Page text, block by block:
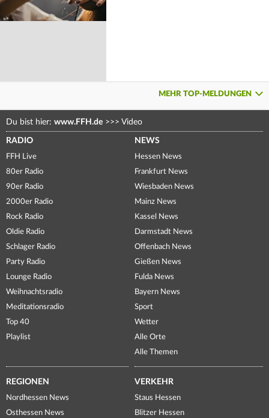
MEHR TOP-MELDUNGEN
Du bist hier: www.FFH.de >>> Video
RADIO
FFH Live
80er Radio
90er Radio
2000er Radio
Rock Radio
Oldie Radio
Schlager Radio
Party Radio
Lounge Radio
Weihnachtsradio
Meditationsradio
Top 40
Playlist
NEWS
Hessen News
Frankfurt News
Wiesbaden News
Mainz News
Kassel News
Darmstadt News
Offenbach News
Gießen News
Fulda News
Bayern News
Sport
Wetter
Alle Orte
Alle Themen
REGIONEN
Nordhessen News
Osthessen News
VERKEHR
Staus Hessen
Blitzer Hessen